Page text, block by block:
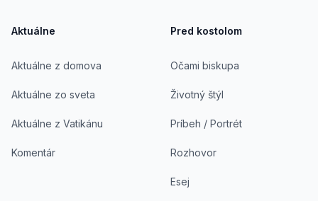
Aktuálne
Aktuálne z domova
Aktuálne zo sveta
Aktuálne z Vatikánu
Komentár
Pred kostolom
Očami biskupa
Životný štýl
Príbeh / Portrét
Rozhovor
Esej